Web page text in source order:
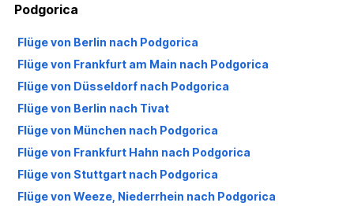
Podgorica
Flüge von Berlin nach Podgorica
Flüge von Frankfurt am Main nach Podgorica
Flüge von Düsseldorf nach Podgorica
Flüge von Berlin nach Tivat
Flüge von München nach Podgorica
Flüge von Frankfurt Hahn nach Podgorica
Flüge von Stuttgart nach Podgorica
Flüge von Weeze, Niederrhein nach Podgorica